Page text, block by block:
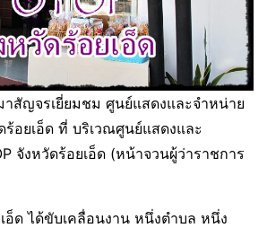
สัญจรเยี่ยมชม ศูนย์แสดงและจำหน่าย
ร้อยเอ็ด ที่ บริเวณศูนย์แสดงและ
จังหวัดร้อยเอ็ด (หน้าจวนผู้ว่าราชการ
อ็ด ได้ขับเคลื่อนงาน หนึ่งตำบล หนึ่ง